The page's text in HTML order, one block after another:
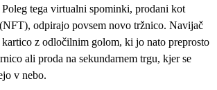
tega virtualni spominki, prodani kot
odpirajo povsem novo tržnico. Navijač
z odločilnim golom, ki jo nato preprosto
ali proda na sekundarnem trgu, kjer se
v nebo.